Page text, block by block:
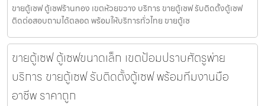
ขายตู้เซฟ ตู้เซฟร้านทอง เขตห้วยขวาง บริการ ขายตู้เซฟ รับติดตั้งตู้เซฟ
ติดต่อสอบถามได้ตลอด พร้อมให้บริการทั่วไทย ขายตู้เซ
ขายตู้เซฟ ตู้เซฟขนาดเล็ก เขตป้อมปราบศัตรูพ่าย
บริการ ขายตู้เซฟ รับติดตั้งตู้เซฟ พร้อมทีมงานมือ
อาชีพ ราคาถูก